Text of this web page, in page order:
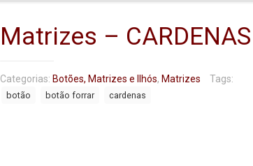
Matrizes – CARDENAS
Categorias: Botões, Matrizes e Ilhós, Matrizes Tags:
botão botão forrar cardenas